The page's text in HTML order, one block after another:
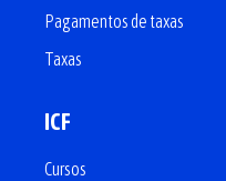
Pagamentos de taxas
Taxas
ICF
Cursos